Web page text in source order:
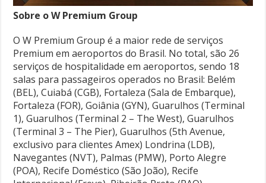
Sobre o W Premium Group
O W Premium Group é a maior rede de serviços
Premium em aeroportos do Brasil. No total, são 26
serviços de hospitalidade em aeroportos, sendo 18
salas para passageiros operados no Brasil: Belém
(BEL), Cuiabá (CGB), Fortaleza (Sala de Embarque),
Fortaleza (FOR), Goiânia (GYN), Guarulhos (Terminal
1), Guarulhos (Terminal 2 – The West), Guarulhos
(Terminal 3 – The Pier), Guarulhos (5th Avenue,
exclusivo para clientes Amex) Londrina (LDB),
Navegantes (NVT), Palmas (PMW), Porto Alegre
(POA), Recife Doméstico (São João), Recife